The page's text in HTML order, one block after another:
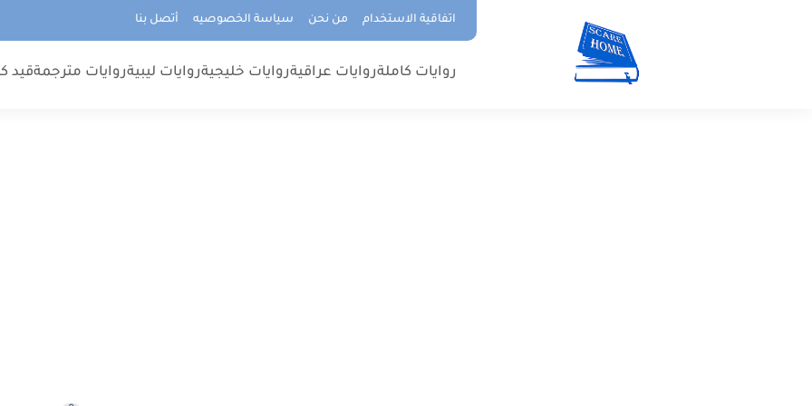
اتفاقية الاستخدام من نحن سياسة الخصوصيه أتصل بنا
روايات كاملةروايات عراقيةروايات خليجيةروايات ليبيةروايات مترجمةقيد